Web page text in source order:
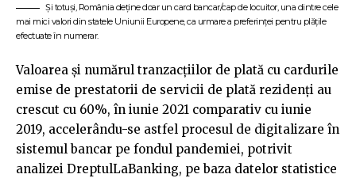
Și totuși, România deține doar un card bancar/cap de locuitor, una dintre cele
mai mici valori din statele Uniunii Europene, ca urmare a preferinței pentru plățile
efectuate în numerar.
Valoarea și numărul tranzacţiilor de plată cu cardurile
emise de prestatorii de servicii de plată rezidenţi au
crescut cu 60%, în iunie 2021 comparativ cu iunie
2019, accelerându-se astfel procesul de digitalizare în
sistemul bancar pe fondul pandemiei, potrivit
analizei DreptulLaBanking, pe baza datelor statistice